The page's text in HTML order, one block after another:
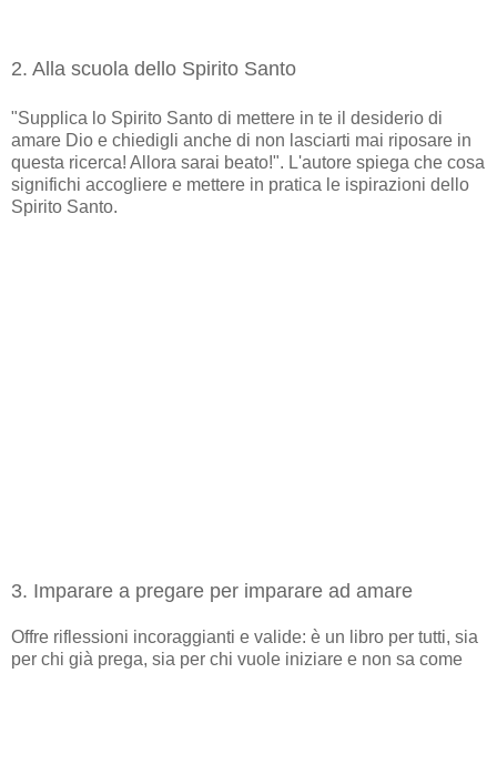
2. Alla scuola dello Spirito Santo
"Supplica lo Spirito Santo di mettere in te il desiderio di
amare Dio e chiedigli anche di non lasciarti mai riposare in
questa ricerca! Allora sarai beato!". L'autore spiega che cosa
significhi accogliere e mettere in pratica le ispirazioni dello
Spirito Santo.
3. Imparare a pregare per imparare ad amare
Offre riflessioni incoraggianti e valide: è un libro per tutti, sia
per chi già prega, sia per chi vuole iniziare e non sa come